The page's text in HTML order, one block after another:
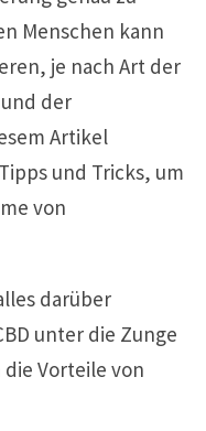
Menschen kann
je nach Art der
der
Artikel
und Tricks, um
von
darüber
unter die Zunge
Vorteile von